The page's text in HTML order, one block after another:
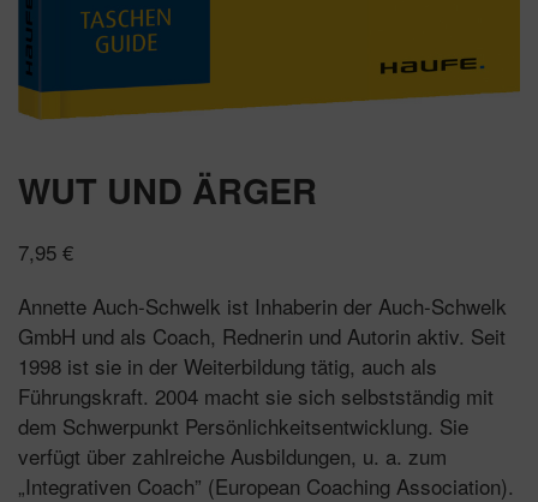
WUT UND ÄRGER
7,95 €
Annette Auch-Schwelk ist Inhaberin der Auch-Schwelk
GmbH und als Coach, Rednerin und Autorin aktiv. Seit
1998 ist sie in der Weiterbildung tätig, auch als
Führungskraft. 2004 macht sie sich selbstständig mit
dem Schwerpunkt Persönlichkeitsentwicklung. Sie
verfügt über zahlreiche Ausbildungen, u. a. zum
„Integrativen Coach” (European Coaching Association).